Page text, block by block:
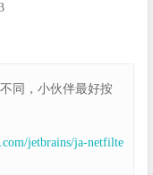
同，小伙伴最好按
jetbrains/ja-netfilte